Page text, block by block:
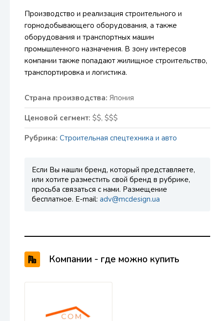
Производство и реализация строительного и
горнодобывающего оборудования, а также
оборудования и транспортных машин
промышленного назначения. В зону интересов
компании также попадают жилищное строительство,
транспортировка и логистика.
Страна производства: Япония
Ценовой сегмент: $$, $$$
Рубрика: Строительная спецтехника и авто
Если Вы нашли бренд, который представляете,
или хотите разместить свой бренд в рубрике,
просьба связаться с нами. Размещение
бесплатное. E-mail: adv@mcdesign.ua
Компании - где можно купить